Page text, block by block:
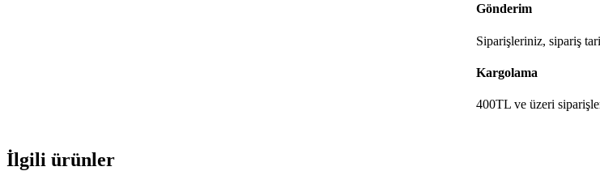
Gönderim
Siparişleriniz, sipariş
Kargolama
400TL ve üzeri
İlgili ürünler